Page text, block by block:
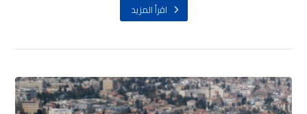
اقرأ المزيد